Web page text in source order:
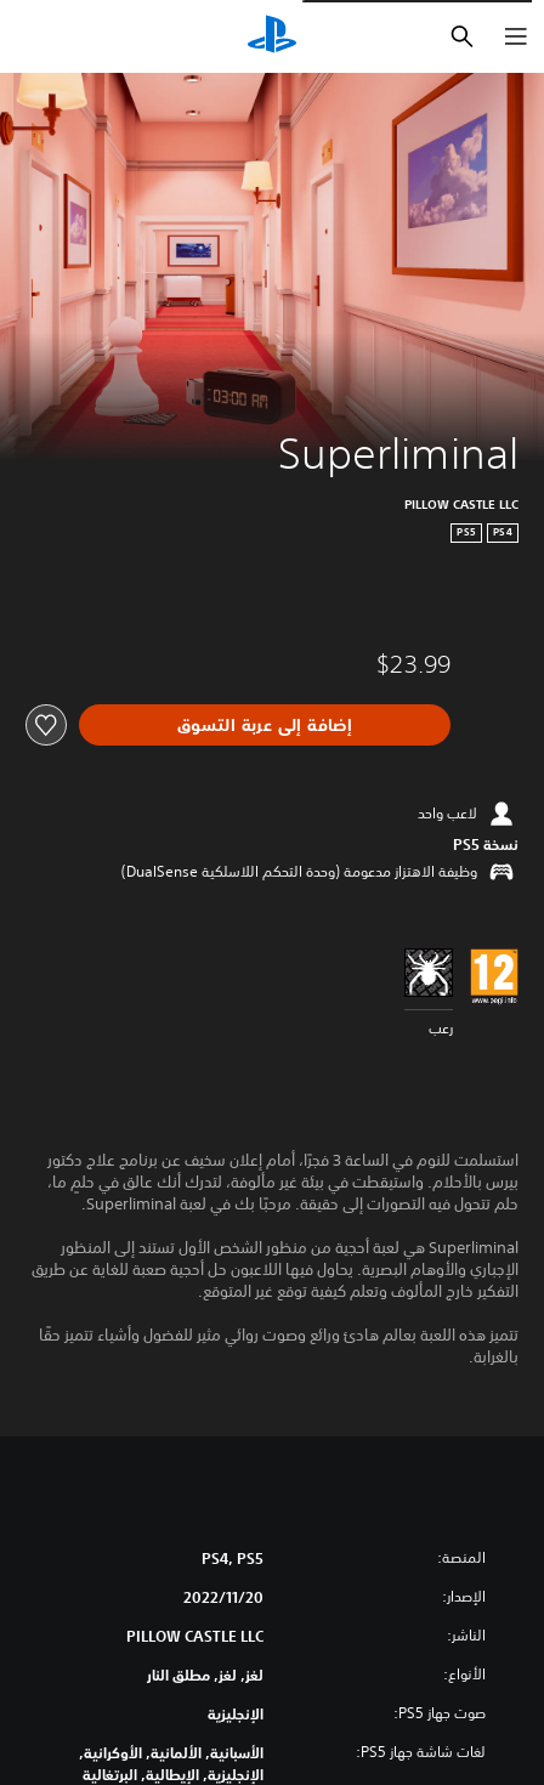
Superliminal
PILLOW CASTLE LLC
PS4
PS5
$23.99
إضافة إلى عربة التسوق
لاعب واحد
نسخة PS5‏
وظيفة الاهتزاز مدعومة (وحدة التحكم اللاسلكية DualSense‏)
رعب
استسلمت للنوم في الساعة 3 فجرًا، أمام إعلان سخيف عن برنامج علاج دكتور
بيرس بالأحلام. واستيقطت في بيئة غير مألوفة، لتدرك أنك عالق في حلمٍ ما،
حلم تتحول فيه التصورات إلى حقيقة. مرحبًا بك في لعبة Superliminal.
Superliminal هي لعبة أحجية من منظور الشخص الأول تستند إلى المنظور
الإجباري والأوهام البصرية. يحاول فيها اللاعبون حل أحجية صعبة للغاية عن طريق
التفكير خارج المألوف وتعلم كيفية توقع غير المتوقع.
تتميز هذه اللعبة بعالم هادئ ورائع وصوت روائي مثير للفضول وأشياء تتميز حقًا
بالغرابة.
المنصة: PS4, PS5
الإصدار: 20‏/11‏/2022
الناشر: PILLOW CASTLE LLC
الأنواع: لغز, لغز, مطلق النار
صوت جهاز PS5: الإنجليزية
لغات شاشة جهاز PS5:
الأسبانية, الألمانية, الأوكرانية,
الإنجليزية, الإيطالية, البرتغالية